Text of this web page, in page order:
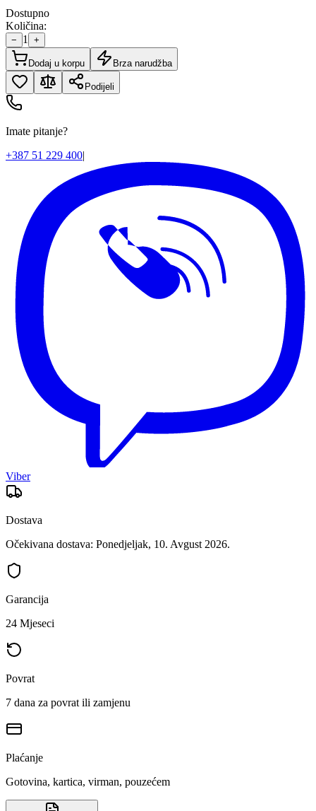
Dostupno
Količina:
− 1 +
Dodaj u korpu Brza narudžba
Podijeli
Imate pitanje?
+387 51 229 400|
Viber
Dostava
Očekivana dostava: Ponedjeljak, 10. Avgust 2026.
Garancija
24 Mjeseci
Povrat
7 dana za povrat ili zamjenu
Plaćanje
Gotovina, kartica, virman, pouzećem